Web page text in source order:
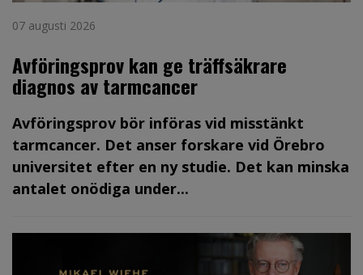
07 augusti 2026
Avföringsprov kan ge träffsäkrare
diagnos av tarmcancer
Avföringsprov bör införas vid misstänkt
tarmcancer. Det anser forskare vid Örebro
universitet efter en ny studie. Det kan minska
antalet onödiga under...